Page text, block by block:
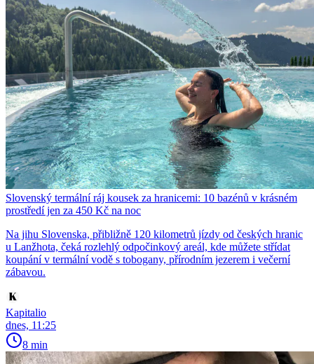
Slovenský termální ráj kousek za hranicemi: 10 bazénů v krásném
prostředí jen za 450 Kč na noc
Na jihu Slovenska, přibližně 120 kilometrů jízdy od českých hranic
u Lanžhota, čeká rozlehlý odpočinkový areál, kde můžete střídat
koupání v termální vodě s tobogany, přírodním jezerem i večerní
zábavou.
Kapitalio
dnes, 11:25
8 min